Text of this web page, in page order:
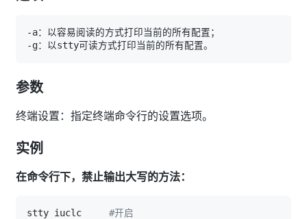
参数
终端设置：指定终端命令行的设置选项。
实例
在命令行下，禁止输出大写的方法：
stty iuclc #开启